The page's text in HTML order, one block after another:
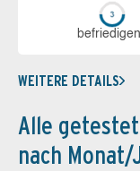
WEITERE DETAILS
Alle
nach